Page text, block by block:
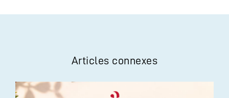
Articles connexes